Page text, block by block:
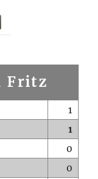
Fritz
1
1
0
0